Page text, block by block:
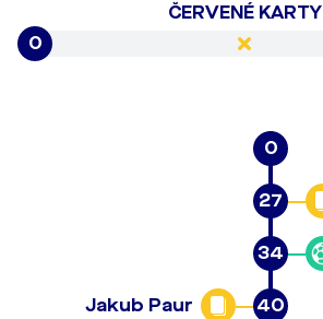
ČERVENÉ KARTY
0
0
27
34
40
Jakub Paur